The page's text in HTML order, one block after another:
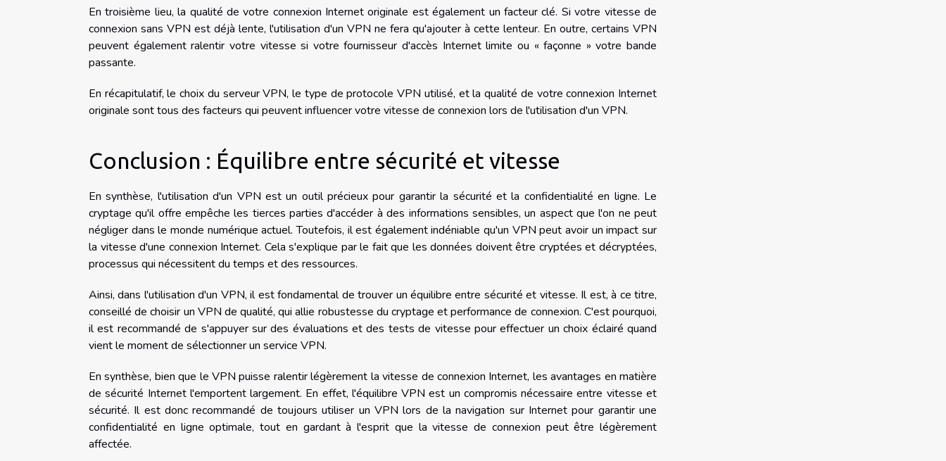
En troisième lieu, la qualité de votre connexion Internet originale est également un facteur clé. Si votre vitesse de
connexion sans VPN est déjà lente, l'utilisation d'un VPN ne fera qu'ajouter à cette lenteur. En outre, certains VPN
peuvent également ralentir votre vitesse si votre fournisseur d'accès Internet limite ou « façonne » votre bande
passante.
En récapitulatif, le choix du serveur VPN, le type de protocole VPN utilisé, et la qualité de votre connexion Internet
originale sont tous des facteurs qui peuvent influencer votre vitesse de connexion lors de l'utilisation d'un VPN.
Conclusion : Équilibre entre sécurité et vitesse
En synthèse, l'utilisation d'un VPN est un outil précieux pour garantir la sécurité et la confidentialité en ligne. Le
cryptage qu'il offre empêche les tierces parties d'accéder à des informations sensibles, un aspect que l'on ne peut
négliger dans le monde numérique actuel. Toutefois, il est également indéniable qu'un VPN peut avoir un impact sur
la vitesse d'une connexion Internet. Cela s'explique par le fait que les données doivent être cryptées et décryptées,
processus qui nécessitent du temps et des ressources.
Ainsi, dans l'utilisation d'un VPN, il est fondamental de trouver un équilibre entre sécurité et vitesse. Il est, à ce titre,
conseillé de choisir un VPN de qualité, qui allie robustesse du cryptage et performance de connexion. C'est pourquoi,
il est recommandé de s'appuyer sur des évaluations et des tests de vitesse pour effectuer un choix éclairé quand
vient le moment de sélectionner un service VPN.
En synthèse, bien que le VPN puisse ralentir légèrement la vitesse de connexion Internet, les avantages en matière
de sécurité Internet l'emportent largement. En effet, l'équilibre VPN est un compromis nécessaire entre vitesse et
sécurité. Il est donc recommandé de toujours utiliser un VPN lors de la navigation sur Internet pour garantir une
confidentialité en ligne optimale, tout en gardant à l'esprit que la vitesse de connexion peut être légèrement
affectée.